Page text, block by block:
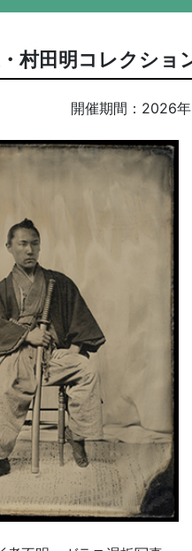
村田明コレクショ
開催期間： 2026